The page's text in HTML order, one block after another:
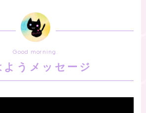
Good morning.
ようメッセージ